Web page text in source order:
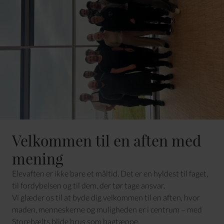
Velkommen til en aften med
mening
Elevaften er ikke bare et måltid. Det er en hyldest til faget,
til fordybelsen og til dem, der tør tage ansvar.
Vi glæder os til at byde dig velkommen til en aften, hvor
maden, menneskerne og muligheden er i centrum – med
Storebælts blide brus som bagtæppe.